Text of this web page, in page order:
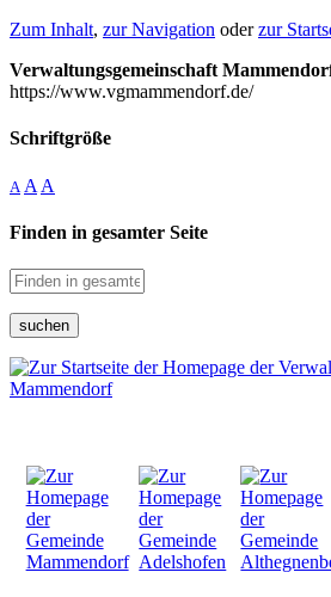
Zum Inhalt, zur Navigation oderzur
Verwaltungsgemeinschaft
https://www.vgmammendorf.de/
Schriftgröße
A A A
Finden in gesamter Seite
suchen